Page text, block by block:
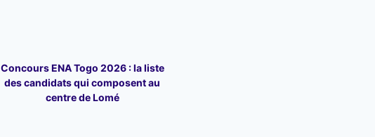
Concours ENA Togo 2026 : la liste
des candidats qui composent au
centre de Lomé